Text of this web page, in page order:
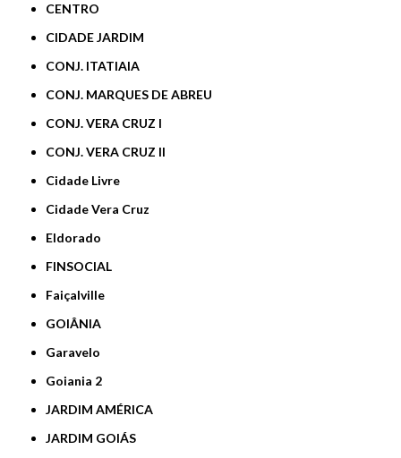
CENTRO
CIDADE JARDIM
CONJ. ITATIAIA
CONJ. MARQUES DE ABREU
CONJ. VERA CRUZ I
CONJ. VERA CRUZ II
Cidade Livre
Cidade Vera Cruz
Eldorado
FINSOCIAL
Faiçalville
GOIÂNIA
Garavelo
Goiania 2
JARDIM AMÉRICA
JARDIM GOIÁS